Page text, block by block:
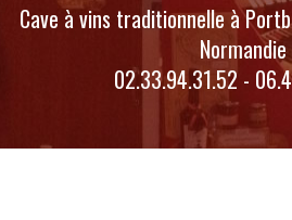
Cave à vins traditionnelle à
Normandie
02.33.94.31.52 -